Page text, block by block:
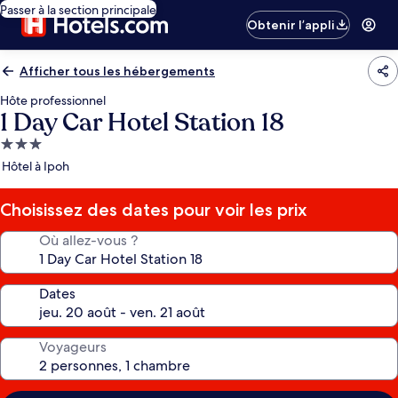
Passer à la section principale
Obtenir l’appli
Afficher tous les hébergements
Hôte professionnel
1 Day Car Hotel Station 18
Hébergement
3.0 étoiles
Hôtel à Ipoh
Choisissez des dates pour voir les prix
Où allez-vous ?
Dates
Voyageurs